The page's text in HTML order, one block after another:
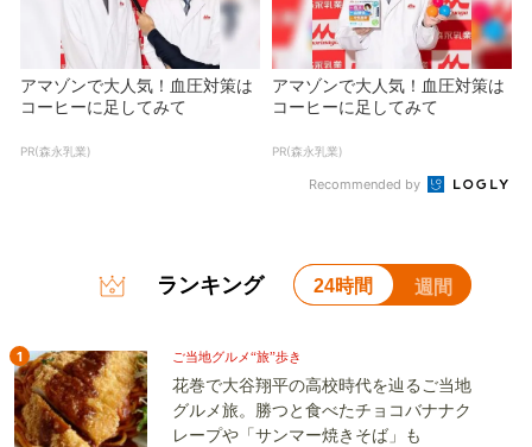
アマゾンで大人気！血圧対策は
コーヒーに足してみて
PR(森永乳業)
アマゾンで大人気！血圧対策は
コーヒーに足してみて
PR(森永乳業)
Recommended by
ランキング 24時間 週間
1 ご当地グルメ“旅”歩き
花巻で大谷翔平の高校時代を辿るご当地
グルメ旅。勝つと食べたチョコバナナク
レープや「サンマー焼きそば」も